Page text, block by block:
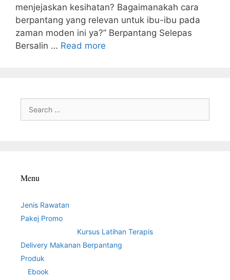
menjejaskan kesihatan? Bagaimanakah cara
berpantang yang relevan untuk ibu-ibu pada
zaman moden ini ya?” Berpantang Selepas
Bersalin … Read more
for:
Menu
Jenis Rawatan
Pakej Promo
Kursus Latihan Terapis
Delivery Makanan Berpantang
Produk
Ebook